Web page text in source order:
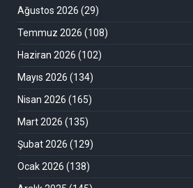
Ağustos 2026 (29)
Temmuz 2026 (108)
Haziran 2026 (102)
Mayıs 2026 (134)
Nisan 2026 (165)
Mart 2026 (135)
Şubat 2026 (129)
Ocak 2026 (138)